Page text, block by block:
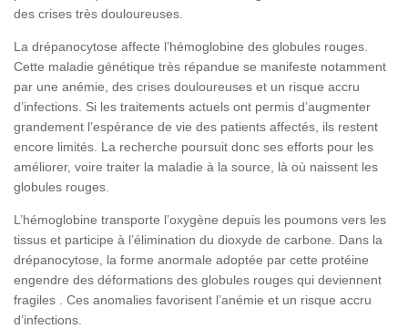
des crises très douloureuses.
La drépanocytose affecte l’hémoglobine des globules rouges.
Cette maladie génétique très répandue se manifeste notamment
par une anémie, des crises douloureuses et un risque accru
d’infections. Si les traitements actuels ont permis d’augmenter
grandement l’espérance de vie des patients affectés, ils restent
encore limités. La recherche poursuit donc ses efforts pour les
améliorer, voire traiter la maladie à la source, là où naissent les
globules rouges.
L’hémoglobine transporte l’oxygène depuis les poumons vers les
tissus et participe à l’élimination du dioxyde de carbone. Dans la
drépanocytose, la forme anormale adoptée par cette protéine
engendre des déformations des globules rouges qui deviennent
fragiles . Ces anomalies favorisent l’anémie et un risque accru
d’infections.